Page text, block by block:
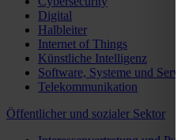
Digital
Halbleiter
Internet of Things
Künstliche Intelligenz
Software, Systeme und
Telekommunikation
Öffentlicher und sozialer Sektor